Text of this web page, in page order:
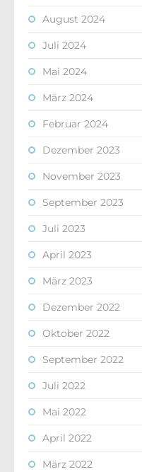
August 2024
Juli 2024
Mai 2024
März 2024
Februar 2024
Dezember 2023
November 2023
September 2023
Juli 2023
April 2023
März 2023
Dezember 2022
Oktober 2022
September 2022
Juli 2022
Mai 2022
April 2022
März 2022